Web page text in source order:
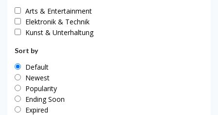
Arts & Entertainment
Elektronik & Technik
Kunst & Unterhaltung
Sort by
Default
Newest
Popularity
Ending Soon
Expired